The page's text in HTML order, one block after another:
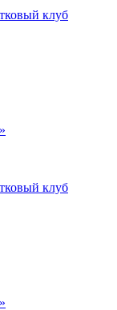
клуб
клуб